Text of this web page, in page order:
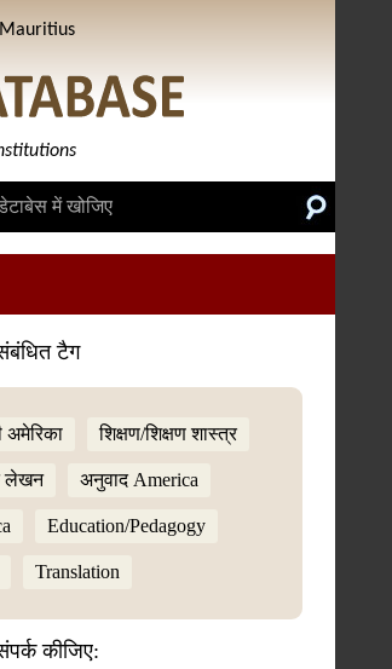
टैग
अमेरिका शिक्षण/शिक्षण शास्त्र
लेखन अनुवाद America
Education/Pedagogy
Translation
कीजिए: